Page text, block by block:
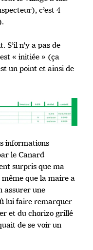
c’est 4
n’y a pas de
« initiée » (ça
un point et ainsi de
informations
le Canard
surpris que ma
que la maire a
assurer une
lui faire remarquer
et du chorizo grillé
de se voir un